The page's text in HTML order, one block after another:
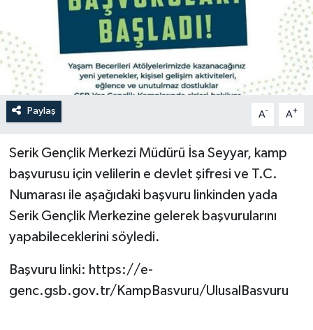
Paylaş A- A+
Serik Gençlik Merkezi Müdürü İsa Seyyar, kamp
başvurusu için velilerin e devlet şifresi ve T.C.
Numarası ile aşağıdaki başvuru linkinden yada
Serik Gençlik Merkezine gelerek başvurularını
yapabileceklerini söyledi.
Başvuru linki: https://e-
genc.gsb.gov.tr/KampBasvuru/UlusalBasvuru